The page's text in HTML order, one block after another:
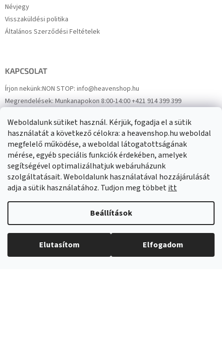
Weboldalunk sütiket használ. Kérjük, fogadja el a sütik
használatát a következő célokra: a heavenshop.hu weboldal
megfelelő működése, a weboldal látogatottságának
mérése, egyéb speciális funkciók érdekében, amelyek
segítségével optimalizálhatjuk webáruházunk
szolgáltatásait. Weboldalunk használatával hozzájárulását
adja a sütik használatához. Tudjon meg többetitt
Beállítások
Elutasítom Elfogadom
Névjegy
Visszaküldési politika
Általános Szerződési Feltételek
KAPCSOLAT
Írjon nekünk:NON STOP: info@heavenshop.hu
Megrendelések:Munkanapokon 8:00-14:00 +421 914 399 399
FacebookHeavenShop.sk
Eredményeink